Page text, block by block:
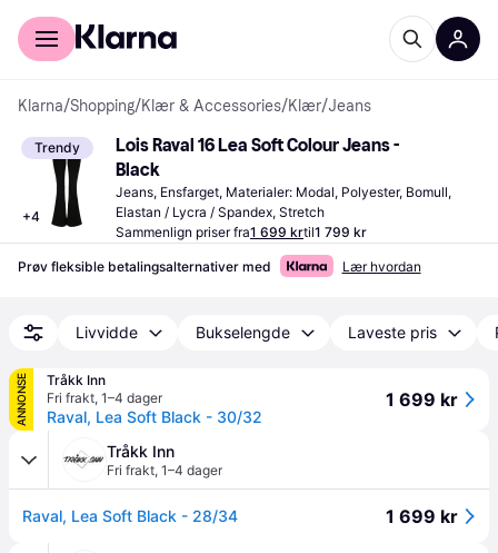
For kunder
Klarna/Shopping/Klær & Accessories/Klær/Jeans
Trendy
+4
Lois Raval 16 Lea Soft Colour Jeans -
Black
Jeans, Ensfarget, Materialer: Modal, Polyester, Bomull,
Elastan / Lycra / Spandex, Stretch
Sammenlign priser fra1 699 krtil1 799 kr
Prøv fleksible betalingsalternativer med Lær hvordan
Livvidde Bukselengde Laveste pris
ANNONSE
Tråkk Inn
Fri frakt, 1–4 dager
Raval, Lea Soft Black - 30/32
1 699 kr
Tråkk Inn
Fri frakt, 1–4 dager
Raval, Lea Soft Black - 28/34 1 699 kr